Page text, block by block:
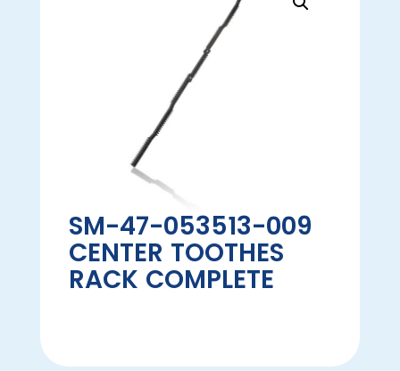
SM-47-053513-009
CENTER TOOTHES
RACK COMPLETE